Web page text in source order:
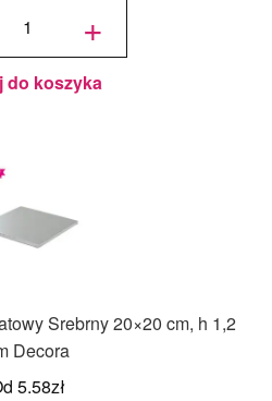
+
do koszyka
Srebrny 20×20 cm, h 1,2
Decora
5.58zł